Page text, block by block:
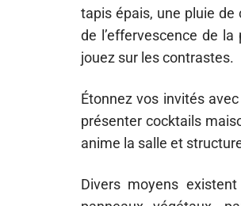
tapis épais, une pluie
de l’effervescence de
jouez sur les contrastes.
Étonnez vos invités avec
présenter cocktails
anime la salle et
Divers moyens